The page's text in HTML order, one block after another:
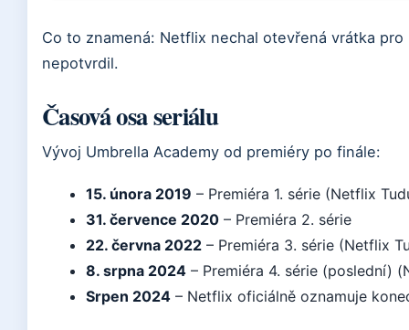
Co to znamená: Netflix nechal otevřená vrátka
nepotvrdil.
Časová osa seriálu
Vývoj Umbrella Academy od premiéry po finále:
15. února 2019 – Premiéra 1. série (Netflix
31. července 2020 – Premiéra 2. série
22. června 2022 – Premiéra 3. série (Netflix
8. srpna 2024 – Premiéra 4. série (poslední)
Srpen 2024 – Netflix oficiálně oznamuje